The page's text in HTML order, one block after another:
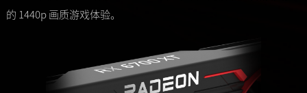
的 1440p 画质游戏体验。